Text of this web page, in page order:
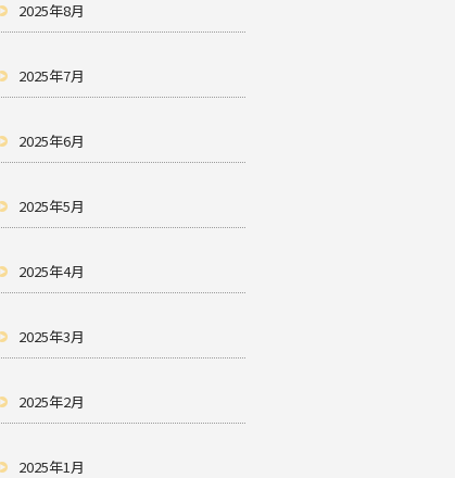
2025年8月
2025年7月
2025年6月
2025年5月
2025年4月
2025年3月
2025年2月
2025年1月